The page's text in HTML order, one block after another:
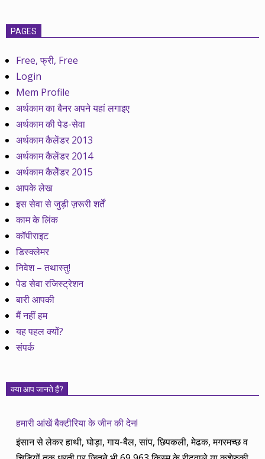
PAGES
Free, फ्री, Free
Login
Mem Profile
अर्थकाम का बैनर अपने यहां लगाइए
अर्थकाम की पेड-सेवा
अर्थकाम कैलेंडर 2013
अर्थकाम कैलेंडर 2014
अर्थकाम कैलेेंडर 2015
आपके लेख
इस सेवा से जुड़ी ज़रूरी शर्तें
काम के लिंक
कॉपीराइट
डिस्क्लेमर
निवेश – तथास्तु!
पेड सेवा रजिस्ट्रेशन
बारी आपकी
मैं नहीं हम
यह पहल क्यों?
संपर्क
क्या आप जानते हैं?
हमारी आंखें बैक्टीरिया के जीन की देन!
इंसान से लेकर हाथी, घोड़ा, गाय-बैल, सांप, छिपकली, मेढक, मगरमच्छ व